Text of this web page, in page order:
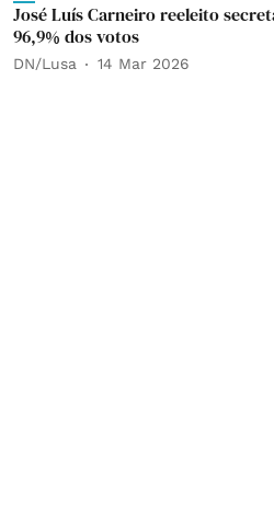
José Luís Carneiro reeleito
96,9% dos votos
DN/Lusa 14 Mar 2026